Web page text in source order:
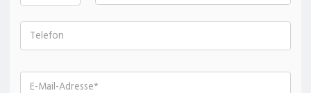
Telefon
E-Mail-Adresse